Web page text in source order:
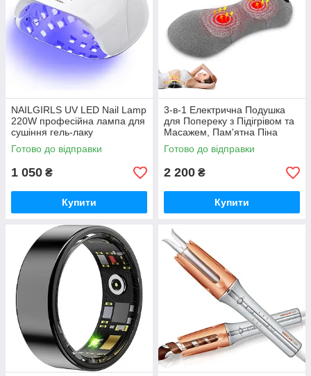
абсолютно не заметно под одеждой и качественно скрывает
мелкие недостатки фигуры. Быть красивой и всегда на
высоте просто, имея в арсенале товары из нашей рубрики
"Красота и здоровье". Нам найдется что предложить и нашей
сильной половине покупателей, в ассортименте товары как
для женщин так и для мужчин.
NAILGIRLS UV LED Nail Lamp
220W професійна лампа для
сушіння гель-лаку
Готово до відправки
1 050 ₴
Купити
3-в-1 Електрична Подушка
для Попереку з Підігрівом та
Масажем, Пам'ятна Піна
Готово до відправки
2 200 ₴
Купити